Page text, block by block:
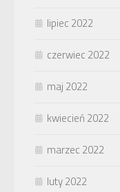
lipiec 2022
czerwiec 2022
maj 2022
kwiecień 2022
marzec 2022
luty 2022